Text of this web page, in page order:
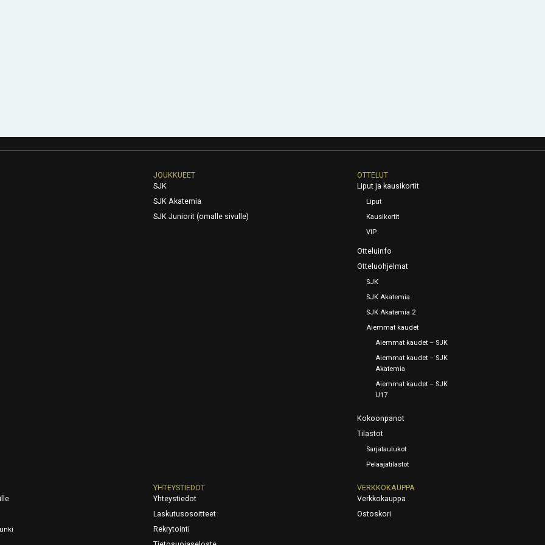
JOUKKUEET
SJK
SJK Akatemia
SJK Juniorit (omalle sivulle)
OTTELUT
Liput ja kausikortit
Liput
Kausikortit
VIP
Otteluinfo
Otteluohjelmat
SJK
SJK Akatemia
SJK Akatemia 2
Aiemmat kaudet
Aiemmat kaudet – SJK
Aiemmat kaudet – SJK
Akatemia
Aiemmat kaudet – SJK
U17
Kokoonpanot
Tilastot
Sarjataulukot
Pelaajatilastot
YHTEYSTIEDOT
Yhteystiedot
Laskutusosoitteet
Rekrytointi
VERKKOKAUPPA
Verkkokauppa
Ostoskori